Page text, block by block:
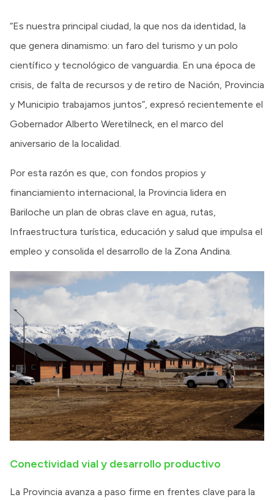
“Es nuestra principal ciudad, la que nos da identidad, la
que genera dinamismo: un faro del turismo y un polo
científico y tecnológico de vanguardia. En una época de
crisis, de falta de recursos y de retiro de Nación, Provincia
y Municipio trabajamos juntos”, expresó recientemente el
Gobernador Alberto Weretilneck, en el marco del
aniversario de la localidad.
Por esta razón es que, con fondos propios y
financiamiento internacional, la Provincia lidera en
Bariloche un plan de obras clave en agua, rutas,
Infraestructura turística, educación y salud que impulsa el
empleo y consolida el desarrollo de la Zona Andina.
Conectividad vial y desarrollo productivo
La Provincia avanza a paso firme en frentes clave para la